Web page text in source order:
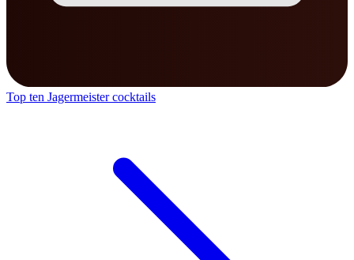
Top ten Jagermeister cocktails